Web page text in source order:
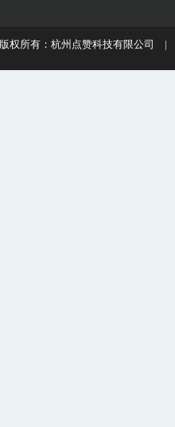
版权所有：杭州点赞科技有限公司